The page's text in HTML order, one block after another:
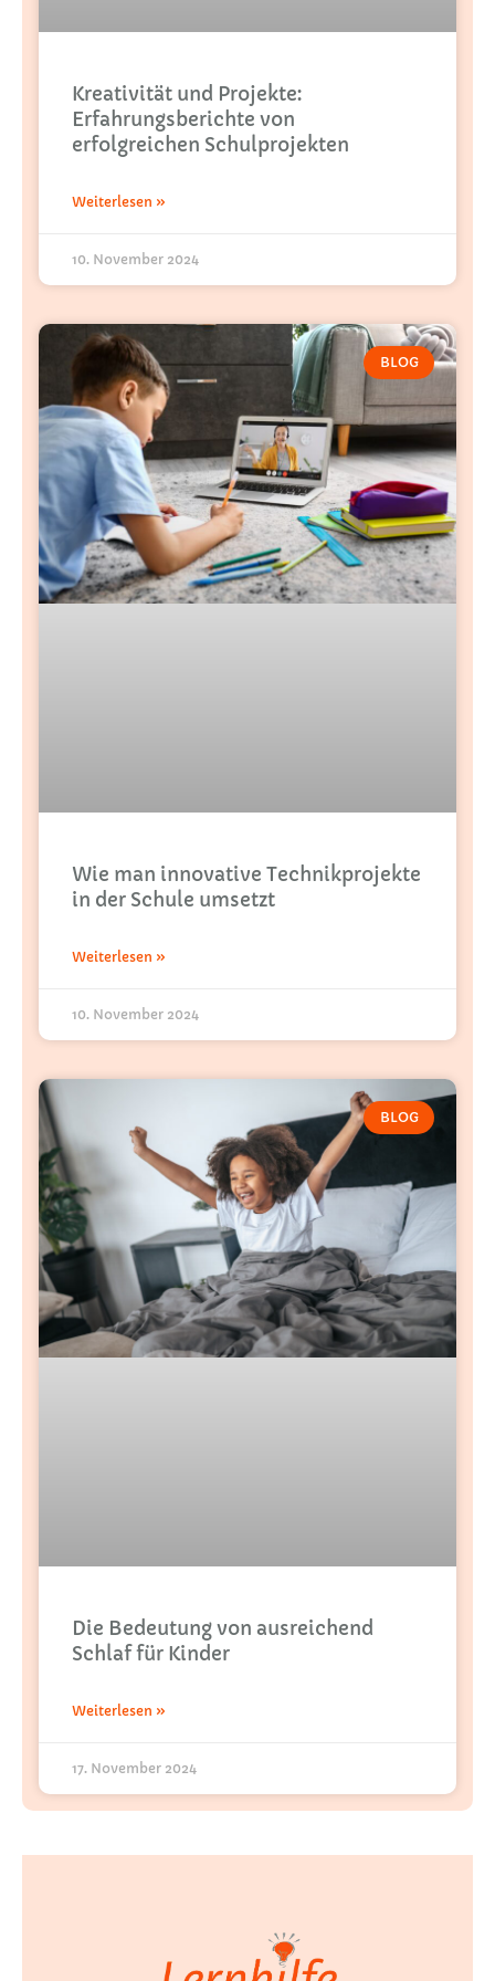
Kreativität und Projekte:
Erfahrungsberichte von
erfolgreichen Schulprojekten
Weiterlesen »
10. November 2024
BLOG
Wie man innovative Technikprojekte
in der Schule umsetzt
Weiterlesen »
10. November 2024
BLOG
Die Bedeutung von ausreichend
Schlaf für Kinder
Weiterlesen »
17. November 2024